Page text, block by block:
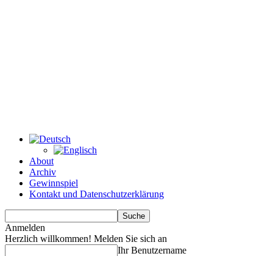
About
Archiv
Gewinnspiel
Kontakt und Datenschutzerklärung
Anmelden
Herzlich willkommen! Melden Sie sich an
Ihr Benutzername